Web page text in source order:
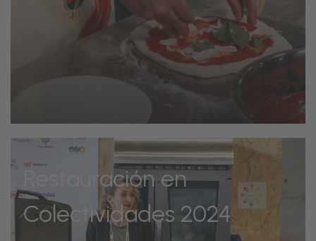
Restauración en
Colectividades 2024